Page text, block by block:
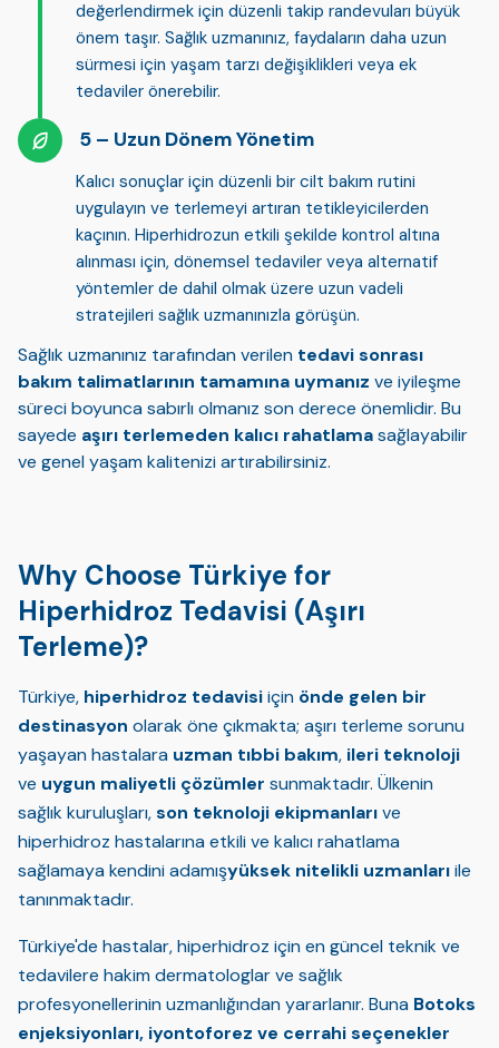
değerlendirmek için düzenli takip randevuları büyük
önem taşır. Sağlık uzmanınız, faydaların daha uzun
sürmesi için yaşam tarzı değişiklikleri veya ek
tedaviler önerebilir.
Uzun Dönem Yönetim
Kalıcı sonuçlar için düzenli bir cilt bakım rutini
uygulayın ve terlemeyi artıran tetikleyicilerden
kaçının. Hiperhidrozun etkili şekilde kontrol altına
alınması için, dönemsel tedaviler veya alternatif
yöntemler de dahil olmak üzere uzun vadeli
stratejileri sağlık uzmanınızla görüşün.
Sağlık uzmanınız tarafından verilen tedavi sonrası
bakım talimatlarının tamamına uymanız ve iyileşme
süreci boyunca sabırlı olmanız son derece önemlidir. Bu
sayede aşırı terlemeden kalıcı rahatlamasağlayabilir
ve genel yaşam kalitenizi artırabilirsiniz.
Why Choose Türkiye for
Hiperhidroz Tedavisi (Aşırı
Terleme)?
Türkiye, hiperhidroz tedavisiiçin önde gelen bir
destinasyon olarak öne çıkmakta; aşırı terleme sorunu
yaşayan hastalara uzman tıbbi bakım, ileri teknoloji
ve uygun maliyetli çözümler sunmaktadır. Ülkenin
sağlık kuruluşları,son teknoloji ekipmanlarıve
hiperhidroz hastalarına etkili ve kalıcı rahatlama
sağlamaya kendini adamışyüksek nitelikli uzmanlarıile
tanınmaktadır.
Türkiye'de hastalar, hiperhidroz için en güncel teknik ve
tedavilere hakim dermatologlar ve sağlık
profesyonellerinin uzmanlığından yararlanır. Buna Botoks
enjeksiyonları, iyontoforez ve cerrahi seçenekler